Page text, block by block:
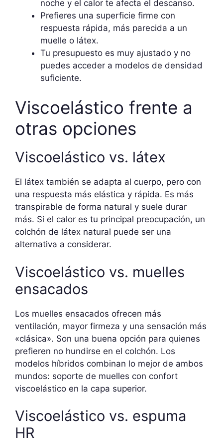
noche y el calor te afecta el descanso.
Prefieres una superficie firme con
respuesta rápida, más parecida a un
muelle o látex.
Tu presupuesto es muy ajustado y no
puedes acceder a modelos de densidad
suficiente.
Viscoelástico frente a
otras opciones
Viscoelástico vs. látex
El látex también se adapta al cuerpo, pero con
una respuesta más elástica y rápida. Es más
transpirable de forma natural y suele durar
más. Si el calor es tu principal preocupación, un
colchón de látex natural puede ser una
alternativa a considerar.
Viscoelástico vs. muelles
ensacados
Los muelles ensacados ofrecen más
ventilación, mayor firmeza y una sensación más
«clásica». Son una buena opción para quienes
prefieren no hundirse en el colchón. Los
modelos híbridos combinan lo mejor de ambos
mundos: soporte de muelles con confort
viscoelástico en la capa superior.
Viscoelástico vs. espuma
HR